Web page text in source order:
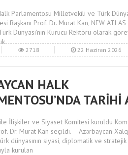
Parlamentosu Milletvekili ve Türk
Başkanı Prof. Dr. Murat Kan, NEW
Dünyası’nın Kurucu Rektörü olarak
2718 22 Haziran 2026
HALK
TARİHİ
İlişkiler ve Siyaset Komitesi kuruldu
Dr. Murat Kan seçildi. Azərbaycan
dünyasının siyasi, diplomatik ve
kurulan